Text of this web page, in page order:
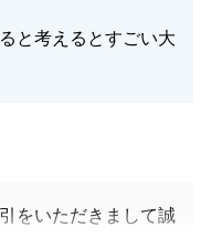
くのことを学ばさせ
いただき、今後も精
と考えるとすごい大
をいただきまして誠